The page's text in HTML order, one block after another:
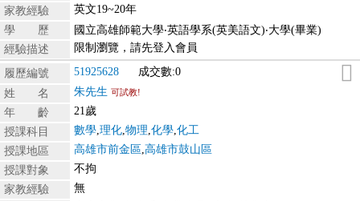
家教經驗
英文19~20年
學 歷
國立高雄師範大學‧英語學系(英美語文)‧大學(畢業)
經驗描述
限制瀏覽，請先登入會員
履歷編號 51925628
成交數:0
姓 名
朱先生 可試教!
年 齡
21歲
授課科目
數學 理化 物理 化學 化工
授課地區
高雄市前金區 高雄市鼓山區
授課對象
不拘
家教經驗
無